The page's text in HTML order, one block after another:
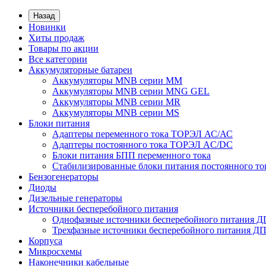
Назад
Новинки
Хиты продаж
Товары по акции
Все категории
Аккумуляторные батареи
Аккумуляторы MNB серии MM
Аккумуляторы MNB серии MNG GEL
Аккумуляторы MNB серии MR
Аккумуляторы MNB серии MS
Блоки питания
Адаптеры переменного тока ТОРЭЛ АС/АС
Адаптеры постоянного тока ТОРЭЛ AC/DC
Блоки питания БПП переменного тока
Стабилизированные блоки питания постоянного
Бензогенераторы
Диоды
Дизельные генераторы
Источники бесперебойного питания
Однофазные источники бесперебойного питания
Трехфазные источники бесперебойного питания
Корпуса
Микросхемы
Наконечники кабельные